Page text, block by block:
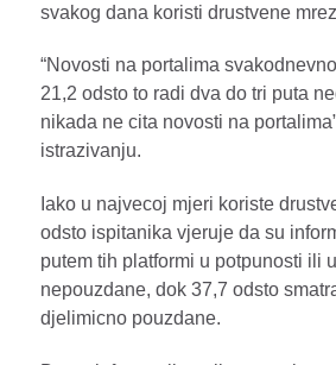
svakog dana koristi drustvene
“Novosti na portalima
21,2 odsto to radi dva do tri puta
nikada ne cita novosti na
istrazivanju.
Iako u najvecoj mjeri koriste
odsto ispitanika vjeruje da su
putem tih platformi u potpunosti ili
nepouzdane, dok 37,7 odsto
djelimicno pouzdane.